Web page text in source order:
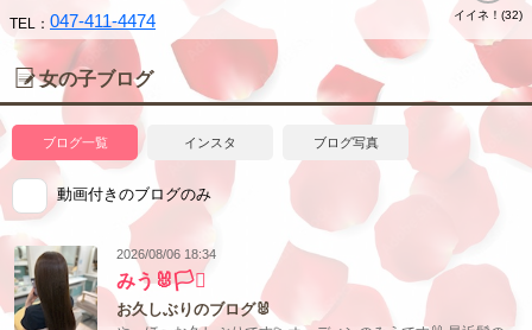
TEL： 047-411-4474 イイネ！(32)
女の子ブログ
ブログ一覧 インスタ ブログ写真
動画付きのブログのみ
2026/08/06 18:34
みう🐰🏳️‍⚧️
お久しぶりのブログ🐰